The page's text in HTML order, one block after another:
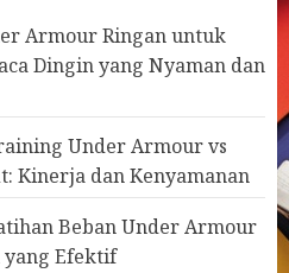
Armour Ringan untuk
Dingin yang Nyaman dan
Under Armour vs
Kinerja dan Kenyamanan
Beban Under Armour
yang Efektif